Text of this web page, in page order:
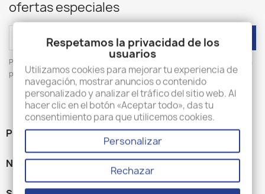
ofertas especiales
Puede darse de baja en cualquier momento. Para ello, consulte nuestra
página 'Contacte con nosotros'.
PRODUCTOS 
NUESTRA EMPRESA 
Respetamos la privacidad de los
usuarios
Utilizamos cookies para mejorar tu experiencia de
navegación, mostrar anuncios o contenido
personalizado y analizar el tráfico del sitio web. Al
hacer clic en el botón «Aceptar todo», das tu
consentimiento para que utilicemos cookies.
Personalizar
Rechazar